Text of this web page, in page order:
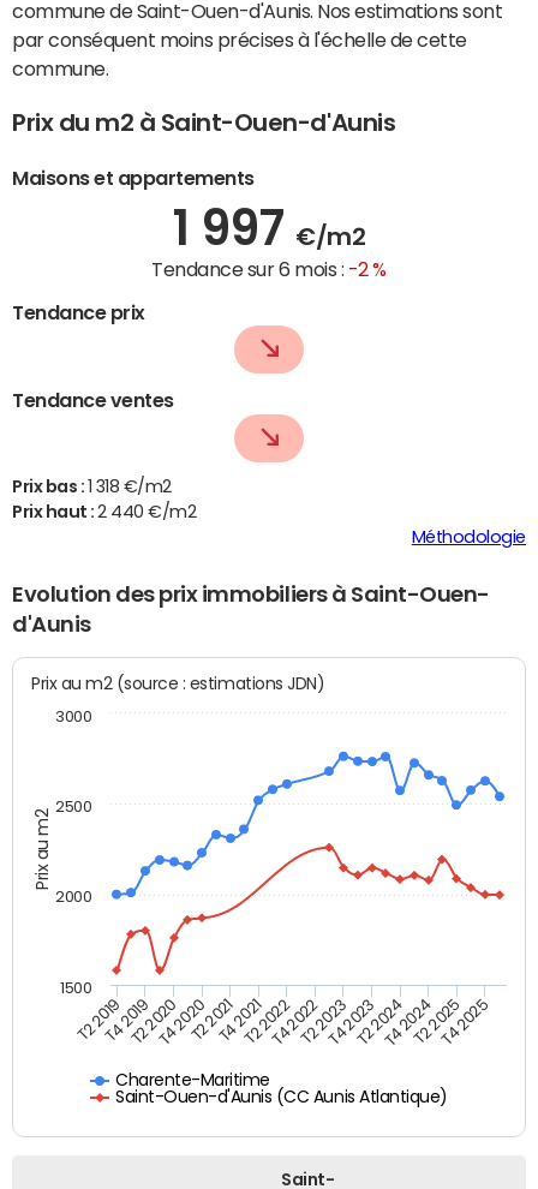
commune de Saint-Ouen-d'Aunis. Nos estimations sont
par conséquent moins précises à l'échelle de cette
commune.
Prix du m2 à Saint-Ouen-d'Aunis
Maisons et appartements
1 997 €/m2
Tendance sur 6 mois : -2 %
Tendance prix
Tendance ventes
Prix bas :
1 318 €/m2
Prix haut :2 440 €/m2
Méthodologie
Evolution des prix immobiliers à Saint-Ouen-
d'Aunis
Prix au m2
Prix au m2 (source : estimations JDN)
Charente-Maritime
Saint-Ouen-d'Aunis (CC Aunis Atlantique)
T2 2019T4 2019T2 2020T4 2020T2 2021T4 2021T2 2022T4 2022T2 2023T4 2023T2 2024T4 2024T2 2025T4 2025
1500
2000
2500
3000
Saint-